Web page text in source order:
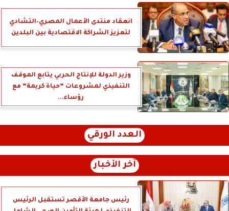
انعقاد منتدى الأعمال المصري–التشادي
لتعزيز الشراكة الاقتصادية بين البلدين
وزير الدولة للإنتاج الحربي يتابع الموقف
التنفيذي لمشروعات ”حياة كريمة” مع
رؤساء...
العدد الورقي
آخر الأخبار
رئيس جامعة الأقصر تستقبل الرئيس